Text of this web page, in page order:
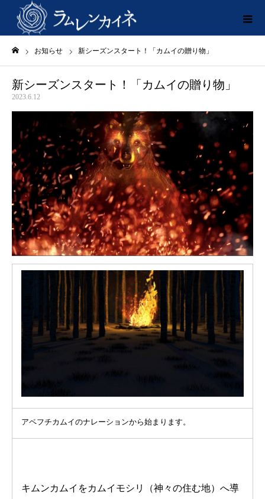
お知らせ 新シーズンスタート！「カムイの贈り物」
新シーズンスタート！「カムイの贈り物」
2023.6.12
アペフチカムイのナレーションから始まります。
キムンカムイをカムイモシリ（神々の住む地）へ導